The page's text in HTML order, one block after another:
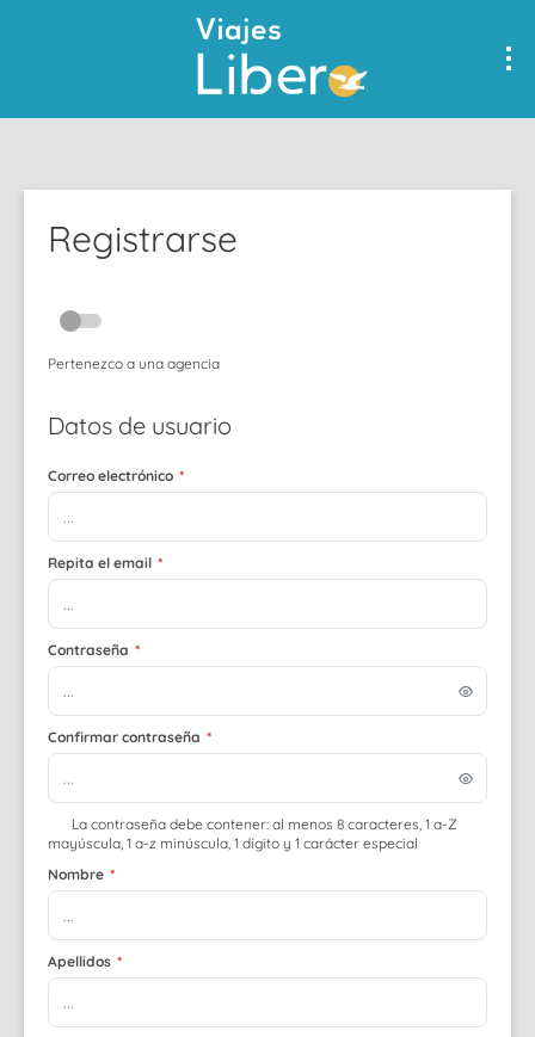
Registrarse
Pertenezco a una agencia
Datos de usuario
Correo electrónico *
Repita el email *
Contraseña *
Confirmar contraseña *
La contraseña debe contener: al menos 8 caracteres, 1 a-Z
mayúscula, 1 a-z minúscula, 1 dígito y 1 carácter especial
Nombre *
Apellidos *